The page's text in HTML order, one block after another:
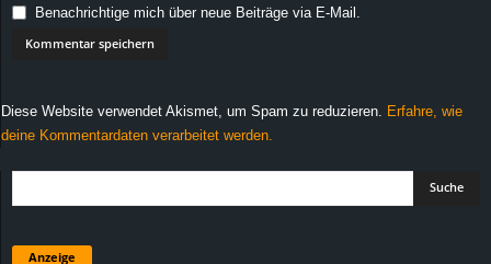
Benachrichtige mich über neue Beiträge via E-Mail.
Diese Website verwendet Akismet, um Spam zu reduzieren.
Erfahre, wie
deine Kommentardaten verarbeitet werden.
Anzeige